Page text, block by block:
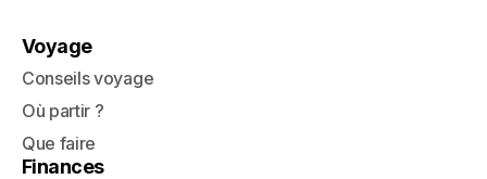
Voyage
Conseils voyage
Où partir ?
Que faire
Finances